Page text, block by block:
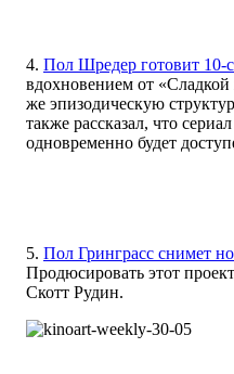
4. Пол Шредер готовит 10-
вдохновением от
же эпизодическую
также рассказал, что
одновременно будет
5. Пол Гринграсс снимет
Продюсировать этот
Скотт Рудин.